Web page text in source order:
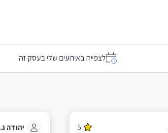
לצפייה באירועים שלי בעסק זה
5
יהודה ג.